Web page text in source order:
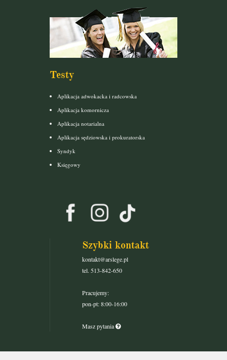
Testy
Aplikacja adwokacka i radcowska
Aplikacja komornicza
Aplikacja notarialna
Aplikacja sędziowska i prokuratorska
Syndyk
Księgowy
Szybki kontakt
kontakt@arslege.pl
tel. 513-842-650
Pracujemy:
pon-pt: 8:00-16:00
Masz pytania